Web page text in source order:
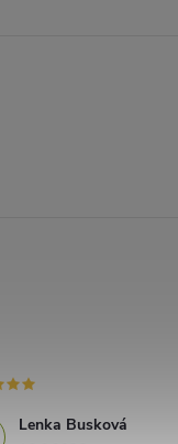
Lenka Busková